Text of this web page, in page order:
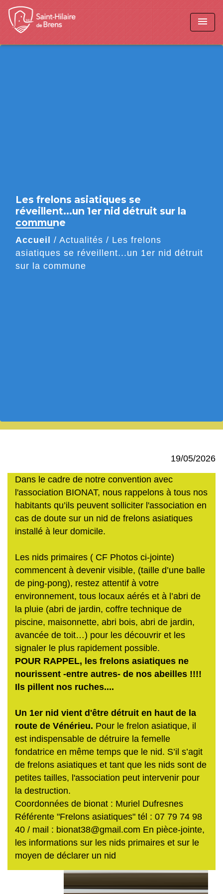
menu
Les frelons asiatiques se
réveillent...un 1er nid détruit sur la
commune
Accueil / Actualités / Les frelons
asiatiques se réveillent...un 1er nid détruit
sur la commune
19/05/2026
Dans le cadre de notre convention avec
l'association BIONAT, nous rappelons à tous nos
habitants qu’ils peuvent solliciter l'association en
cas de doute sur un nid de frelons asiatiques
installé à leur domicile.
Les nids primaires ( CF Photos ci-jointe)
commencent à devenir visible, (taille d’une balle
de ping-pong), restez attentif à votre
environnement, tous locaux aérés et à l’abri de
la pluie (abri de jardin, coffre technique de
piscine, maisonnette, abri bois, abri de jardin,
avancée de toit…) pour les découvrir et les
signaler le plus rapidement possible.
POUR RAPPEL, les frelons asiatiques ne
nourissent -entre autres- de nos abeilles !!!!
Ils pillent nos ruches....
Un 1er nid vient d'être détruit en haut de la
route de Vénérieu. Pour le frelon asiatique, il
est indispensable de détruire la femelle
fondatrice en même temps que le nid. S’il s’agit
de frelons asiatiques et tant que les nids sont de
petites tailles, l'association peut intervenir pour
la destruction.
Coordonnées de bionat : Muriel Dufresnes
Référente "Frelons asiatiques" tél : 07 79 74 98
40 / mail : bionat38@gmail.com En pièce-jointe,
les informations sur les nids primaires et sur le
moyen de déclarer un nid